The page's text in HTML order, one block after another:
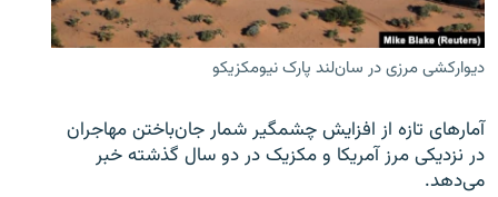
دیوارکشی مرزی در سان‌لند پارک نیومکزیکو
آمارهای تازه از افزایش چشمگیر شمار جان‌باختن مهاجران
در نزدیکی مرز آمریکا و مکزیک در دو سال گذشته خبر
می‌دهد.